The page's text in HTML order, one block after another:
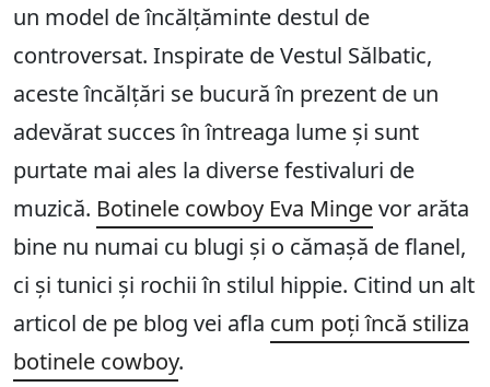
un model de încălțăminte destul de
controversat. Inspirate de Vestul Sălbatic,
aceste încălțări se bucură în prezent de un
adevărat succes în întreaga lume și sunt
purtate mai ales la diverse festivaluri de
muzică. Botinele cowboy Eva Mingevor arăta
bine nu numai cu blugi și o cămașă de flanel,
ci și tunici și rochii în stilul hippie. Citind un alt
articol de pe blog vei afla cum poți încă stiliza
botinele cowboy.